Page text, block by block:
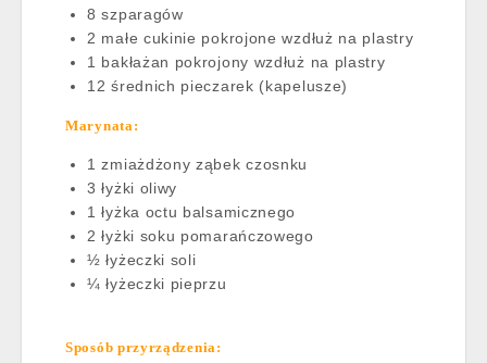
8 szparagów
2 małe cukinie pokrojone wzdłuż na plastry
1 bakłażan pokrojony wzdłuż na plastry
12 średnich pieczarek (kapelusze)
Marynata:
1 zmiażdżony ząbek czosnku
3 łyżki oliwy
1 łyżka octu balsamicznego
2 łyżki soku pomarańczowego
½ łyżeczki soli
¼ łyżeczki pieprzu
Sposób przyrządzenia: